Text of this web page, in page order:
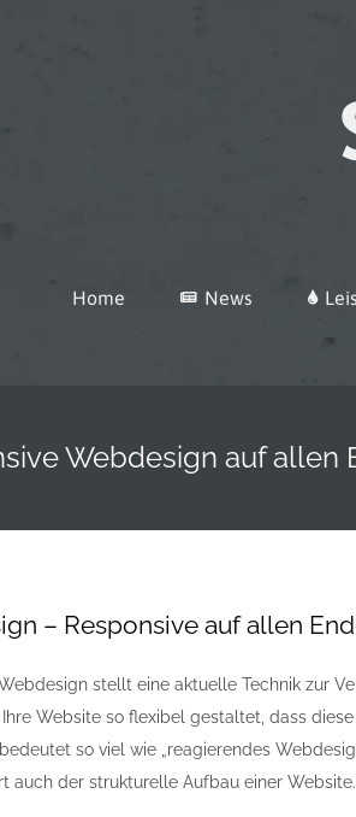
Home News
Webdesign auf allen
– Responsive auf allen
stellt eine aktuelle Technik zur
Website so flexibel gestaltet, dass
so viel wie „reagierendes
auch der strukturelle Aufbau einer Website.